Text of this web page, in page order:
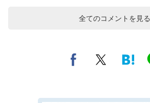
全てのコメントを見る